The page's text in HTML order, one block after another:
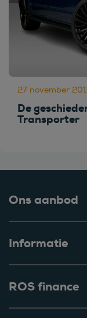
27 november
De
Transporter
Ons aanbod
Informatie
ROS finance